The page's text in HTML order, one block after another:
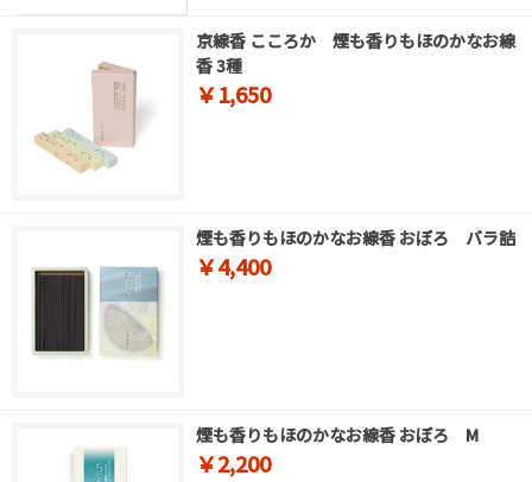
京線香 こころか 煙も香りもほのかなお線
香 3種
￥1,650
煙も香りもほのかなお線香 おぼろ バラ詰
￥4,400
煙も香りもほのかなお線香 おぼろ M
￥2,200